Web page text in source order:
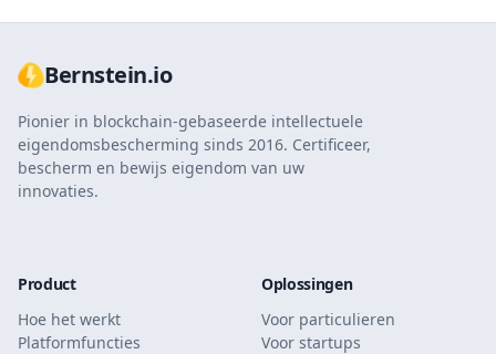
Bernstein.io
Pionier in blockchain-gebaseerde intellectuele
eigendomsbescherming sinds 2016. Certificeer,
bescherm en bewijs eigendom van uw
innovaties.
Product
Hoe het werkt
Platformfuncties
Oplossingen
Voor particulieren
Voor startups